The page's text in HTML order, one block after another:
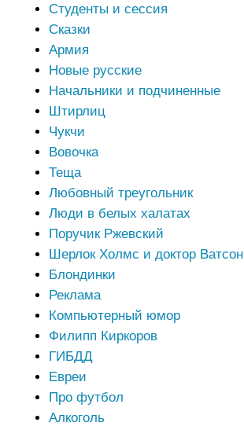
Студенты и сессия
Сказки
Армия
Новые русские
Начальники и подчиненные
Штирлиц
Чукчи
Вовочка
Теща
Любовный треугольник
Люди в белых халатах
Поручик Ржевский
Шерлок Холмс и доктор Ватсон
Блондинки
Реклама
Компьютерный юмор
Филипп Киркоров
ГИБДД
Евреи
Про футбол
Алкоголь